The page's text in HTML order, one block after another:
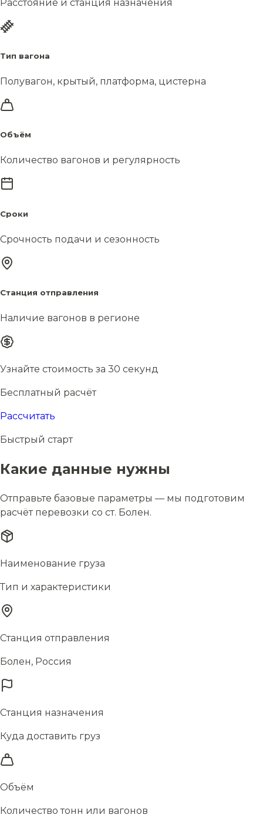
Расстояние и станция назначения
Тип вагона
Полувагон, крытый, платформа, цистерна
Объём
Количество вагонов и регулярность
Сроки
Срочность подачи и сезонность
Станция отправления
Наличие вагонов в регионе
Узнайте стоимость за 30 секунд
Бесплатный расчёт
Рассчитать
Быстрый старт
Какие данные нужны
Отправьте базовые параметры — мы подготовим
расчёт перевозки со ст. Болен.
Наименование груза
Тип и характеристики
Станция отправления
Болен, Россия
Станция назначения
Куда доставить груз
Объём
Количество тонн или вагонов